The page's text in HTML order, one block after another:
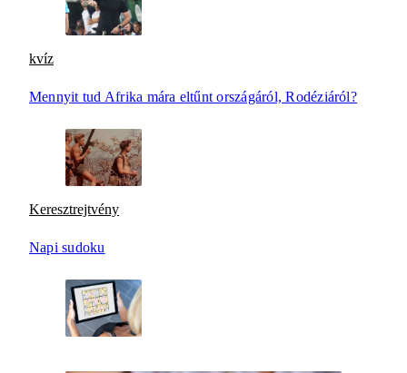
kvíz
Mennyit tud Afrika mára eltűnt országáról, Rodéziáról?
Keresztrejtvény
Napi sudoku